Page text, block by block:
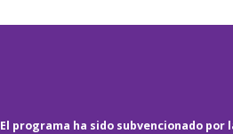
El programa ha sido subvencionado por